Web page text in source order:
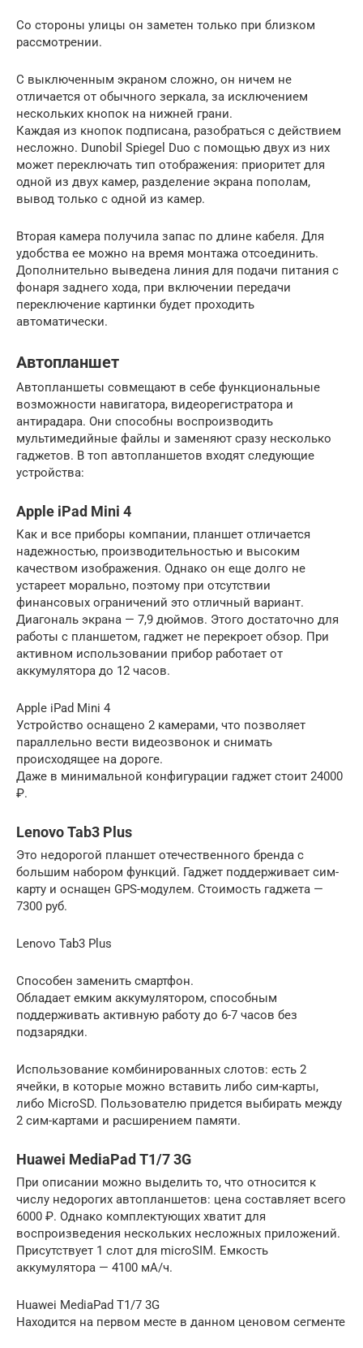
Со стороны улицы он заметен только при близком
рассмотрении.
С выключенным экраном сложно, он ничем не
отличается от обычного зеркала, за исключением
нескольких кнопок на нижней грани.
Каждая из кнопок подписана, разобраться с действием
несложно. Dunobil Spiegel Duo с помощью двух из них
может переключать тип отображения: приоритет для
одной из двух камер, разделение экрана пополам,
вывод только с одной из камер.
Вторая камера получила запас по длине кабеля. Для
удобства ее можно на время монтажа отсоединить.
Дополнительно выведена линия для подачи питания с
фонаря заднего хода, при включении передачи
переключение картинки будет проходить
автоматически.
Автопланшет
Автопланшеты совмещают в себе функциональные
возможности навигатора, видеорегистратора и
антирадара. Они способны воспроизводить
мультимедийные файлы и заменяют сразу несколько
гаджетов. В топ автопланшетов входят следующие
устройства:
Apple iPad Mini 4
Как и все приборы компании, планшет отличается
надежностью, производительностью и высоким
качеством изображения. Однако он еще долго не
устареет морально, поэтому при отсутствии
финансовых ограничений это отличный вариант.
Диагональ экрана — 7,9 дюймов. Этого достаточно для
работы с планшетом, гаджет не перекроет обзор. При
активном использовании прибор работает от
аккумулятора до 12 часов.
Apple iPad Mini 4
Устройство оснащено 2 камерами, что позволяет
параллельно вести видеозвонок и снимать
происходящее на дороге.
Даже в минимальной конфигурации гаджет стоит 24000
₽.
Lenovo Tab3 Plus
Это недорогой планшет отечественного бренда с
большим набором функций. Гаджет поддерживает сим-
карту и оснащен GPS-модулем. Стоимость гаджета —
7300 руб.
Lenovo Tab3 Plus
Способен заменить смартфон.
Обладает емким аккумулятором, способным
поддерживать активную работу до 6-7 часов без
подзарядки.
Использование комбинированных слотов: есть 2
ячейки, в которые можно вставить либо сим-карты,
либо MicroSD. Пользователю придется выбирать между
2 сим-картами и расширением памяти.
Huawei MediaPad T1/7 3G
При описании можно выделить то, что относится к
числу недорогих автопланшетов: цена составляет всего
6000 ₽. Однако комплектующих хватит для
воспроизведения нескольких несложных приложений.
Присутствует 1 слот для microSIM. Емкость
аккумулятора — 4100 мА/ч.
Huawei MediaPad T1/7 3G
Находится на первом месте в данном ценовом сегменте